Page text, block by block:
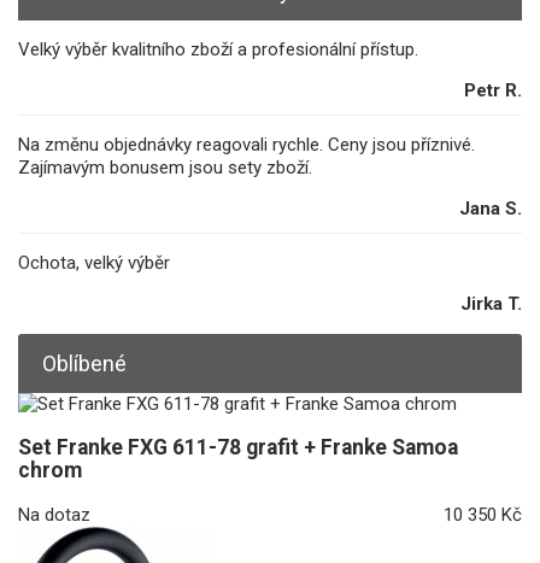
Velký výběr kvalitního zboží a profesionální přístup.
Petr R.
Na změnu objednávky reagovali rychle. Ceny jsou příznivé.
Zajímavým bonusem jsou sety zboží.
Jana S.
Ochota, velký výběr
Jirka T.
Oblíbené
Set Franke FXG 611-78 grafit + Franke Samoa
chrom
Na dotaz 10 350 Kč